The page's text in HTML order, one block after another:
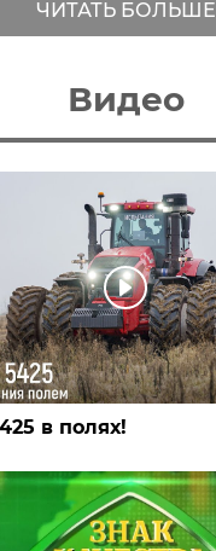
ЧИТАТЬ БОЛЬШЕ
Видео
в полях!